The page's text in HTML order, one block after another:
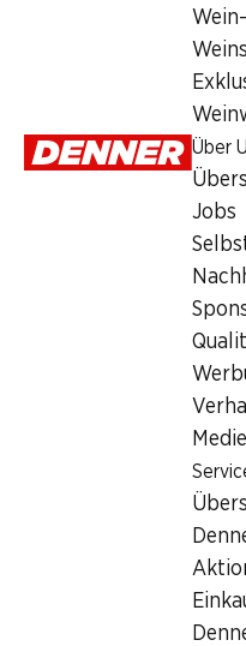
Über
Jobs
463365
Bleiben Sie mit dem